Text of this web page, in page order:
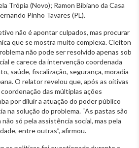
Trópia (Novo); Ramon Bibiano da Casa
Pinho Tavares (PL).
não é apontar culpados, mas procurar
que se mostra muito complexa. Cleiton
não pode ser resolvido apenas sob
e carece da intervenção coordenada
saúde, fiscalização, segurança, moradia
O relator revelou que, após as oitivas
das múltiplas ações
por diluir a atuação do poder público
na solução do problema. “As pastas são
só pela assistência social, mas pela
entre outras”, afirmou.